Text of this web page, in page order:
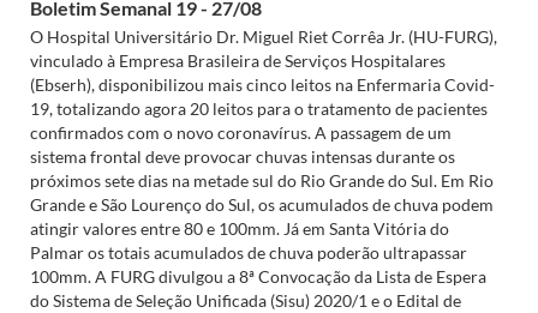
Boletim Semanal 19 - 27/08
O Hospital Universitário Dr. Miguel Riet Corrêa Jr. (HU-FURG),
vinculado à Empresa Brasileira de Serviços Hospitalares
(Ebserh), disponibilizou mais cinco leitos na Enfermaria Covid-
19, totalizando agora 20 leitos para o tratamento de pacientes
confirmados com o novo coronavírus. A passagem de um
sistema frontal deve provocar chuvas intensas durante os
próximos sete dias na metade sul do Rio Grande do Sul. Em Rio
Grande e São Lourenço do Sul, os acumulados de chuva podem
atingir valores entre 80 e 100mm. Já em Santa Vitória do
Palmar os totais acumulados de chuva poderão ultrapassar
100mm. A FURG divulgou a 8ª Convocação da Lista de Espera
do Sistema de Seleção Unificada (Sisu) 2020/1 e o Edital de